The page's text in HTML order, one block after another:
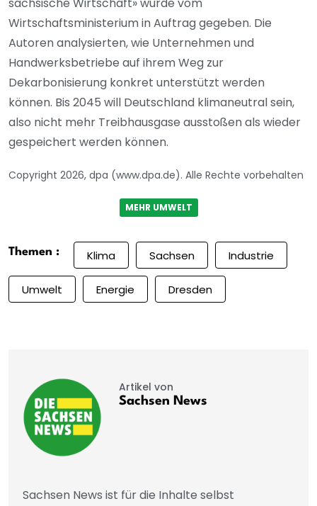
Wirtschaftsministerium in Auftrag gegeben. Die
Autoren analysierten, wie Unternehmen und
Handwerksbetriebe auf ihrem Weg zur
Dekarbonisierung konkret unterstützt werden
können. Bis 2045 will Deutschland klimaneutral sein,
also nicht mehr Treibhausgase ausstoßen als wieder
gespeichert werden können.
Copyright 2026, dpa (www.dpa.de). Alle Rechte vorbehalten
MEHR UMWELT
Themen : Klima Sachsen Industrie
Umwelt Energie Dresden
Artikel von
Sachsen News
Sachsen News ist für die Inhalte selbst